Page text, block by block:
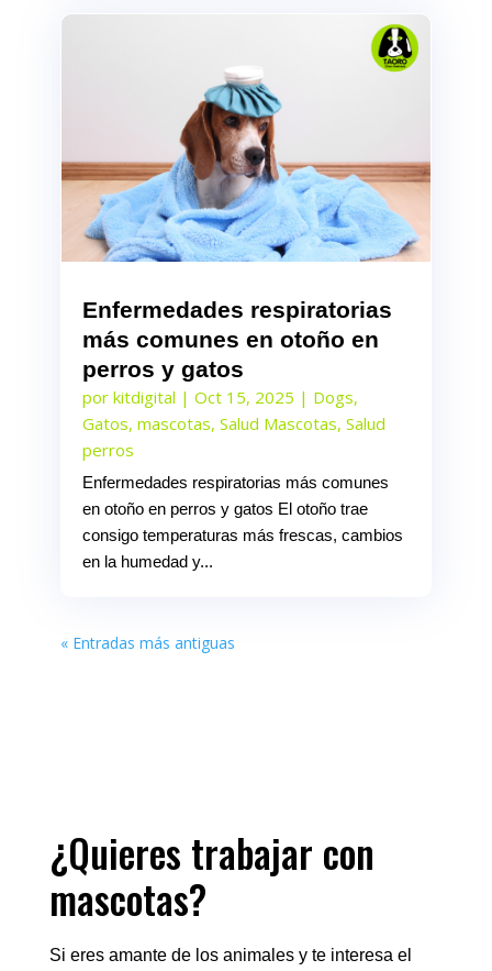
Enfermedades respiratorias
más comunes en otoño en
perros y gatos
por kitdigital | Oct 15, 2025 | Dogs,
Gatos, mascotas, Salud Mascotas, Salud
perros
Enfermedades respiratorias más comunes
en otoño en perros y gatos El otoño trae
consigo temperaturas más frescas, cambios
en la humedad y...
« Entradas más antiguas
¿Quieres trabajar con
mascotas?
Si eres amante de los animales y te interesa el